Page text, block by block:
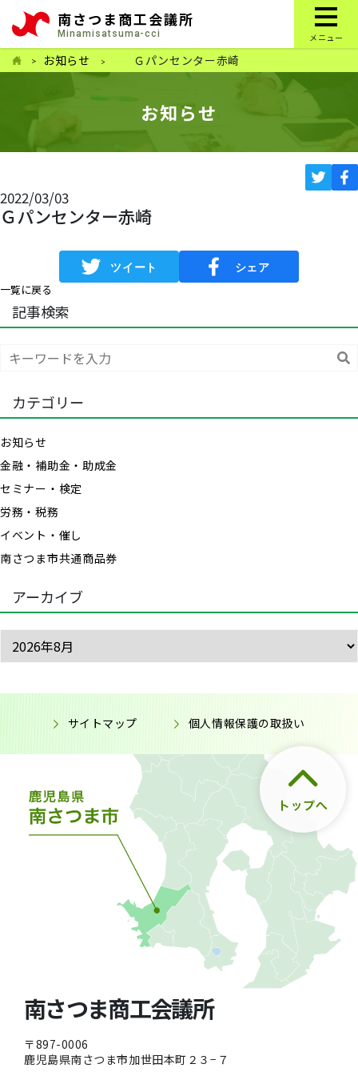
南さつま商工会議所
Minamisatsuma-cci メニュー
お知らせ Ｇパンセンター赤崎
お知らせ
2022/03/03
Ｇパンセンター赤崎
一覧に戻る
記事検索
カテゴリー
お知らせ
金融・補助金・助成金
セミナー・検定
労務・税務
イベント・催し
南さつま市共通商品券
アーカイブ
サイトマップ 個人情報保護の取扱い
南さつま商工会議所
〒897-0006
鹿児島県南さつま市加世田本町２３−７